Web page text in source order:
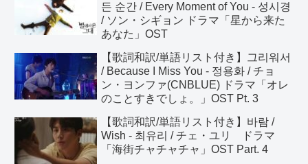
든 순간 / Every Moment of You - 성시경
/ ソン・シギョン ドラマ「星から来た
あなた」OST
【歌詞和訳/単語リスト付き】그리워서
/ Because I Miss You - 정용화 / チョ
ン・ヨンファ(CNBLUE) ドラマ「オレ
のことすきでしょ。」OST Pt. 3
【歌詞和訳/単語リスト付き】바람 /
Wish - 최유리 / チェ・ユリ ドラマ
「海街チャチャチャ」OST Part. 4